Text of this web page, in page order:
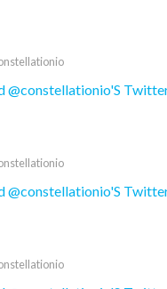
@constellationio'S
@constellationio'S